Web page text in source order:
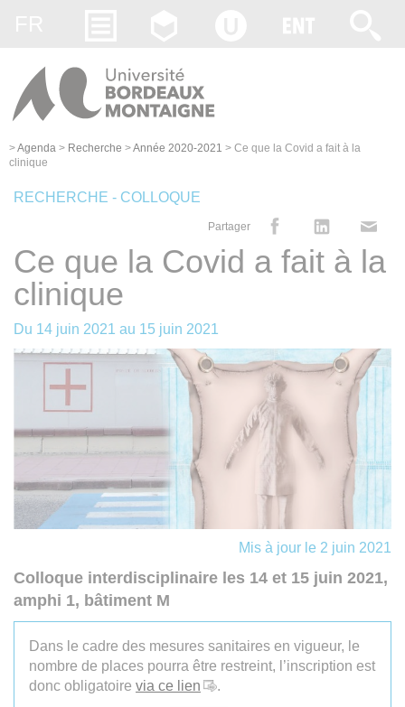
>Agenda > Recherche >Année 2020-2021 > Ce que la Covid a fait à la
clinique
RECHERCHE - COLLOQUE
Partager
Ce que la Covid a fait à la
clinique
Du 14 juin 2021 au 15 juin 2021
Mis à jour le 2 juin 2021
Colloque interdisciplinaire les 14 et 15 juin 2021,
amphi 1, bâtiment M
Dans le cadre des mesures sanitaires en vigueur, le
nombre de places pourra être restreint, l’inscription est
donc obligatoire via ce lien .